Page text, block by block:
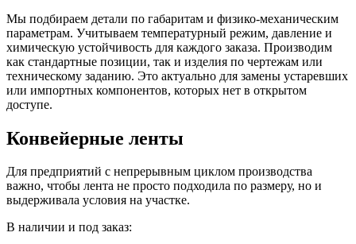
Мы подбираем детали по габаритам и физико-механическим
параметрам. Учитываем температурный режим, давление и
химическую устойчивость для каждого заказа. Производим
как стандартные позиции, так и изделия по чертежам или
техническому заданию. Это актуально для замены устаревших
или импортных компонентов, которых нет в открытом
доступе.
Конвейерные ленты
Для предприятий с непрерывным циклом производства
важно, чтобы лента не просто подходила по размеру, но и
выдерживала условия на участке.
В наличии и под заказ: